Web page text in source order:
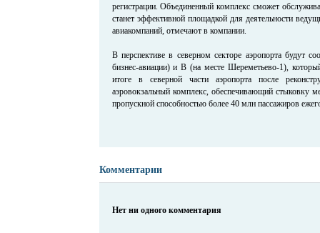
регистрации. Объединенный комплекс сможет
станет эффективной площадкой для деятельности
авиакомпаний, отмечают в компании.
В перспективе в северном секторе аэропорта будут
бизнес-авиации) и B (на месте Шереметьево-1),
итоге в северной части аэропорта после
аэровокзальный комплекс, обеспечивающий стыковку
пропускной способностью более 40 млн пассажиров
Комментарии
Нет ни одного комментария